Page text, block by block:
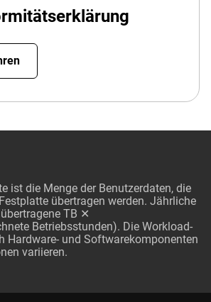
ist die Menge der Benutzerdaten, die
übertragen werden. Jährliche
TB ✕
Betriebsstunden). Die Workload-
Hardware- und Softwarekomponenten
variieren.